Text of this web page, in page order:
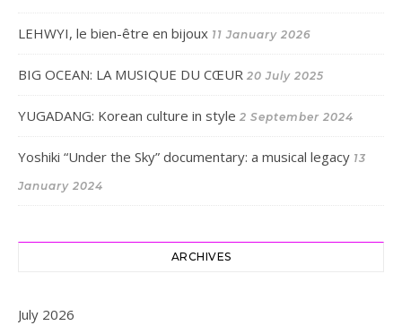
LEHWYI, le bien-être en bijoux 11 January 2026
BIG OCEAN: LA MUSIQUE DU CŒUR 20 July 2025
YUGADANG: Korean culture in style 2 September 2024
Yoshiki “Under the Sky” documentary: a musical legacy 13
January 2024
ARCHIVES
July 2026